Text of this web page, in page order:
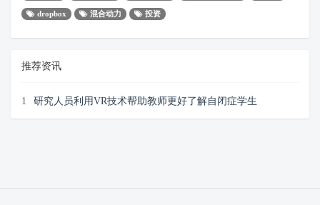
dropbox 混合动力 投资
推荐资讯
1 研究人员利用VR技术帮助教师更好了解自闭症学生